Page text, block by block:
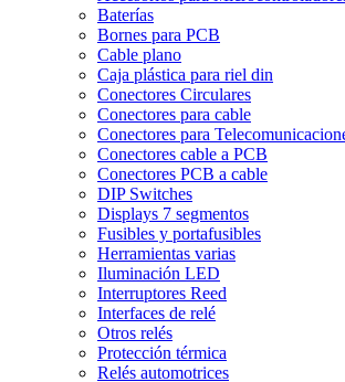
Baterías
Bornes para PCB
Cable plano
Caja plástica para riel din
Conectores Circulares
Conectores para cable
Conectores para
Conectores cable a PCB
Conectores PCB a cable
DIP Switches
Displays 7 segmentos
Fusibles y portafusibles
Herramientas varias
Iluminación LED
Interruptores Reed
Interfaces de relé
Otros relés
Protección térmica
Relés automotrices